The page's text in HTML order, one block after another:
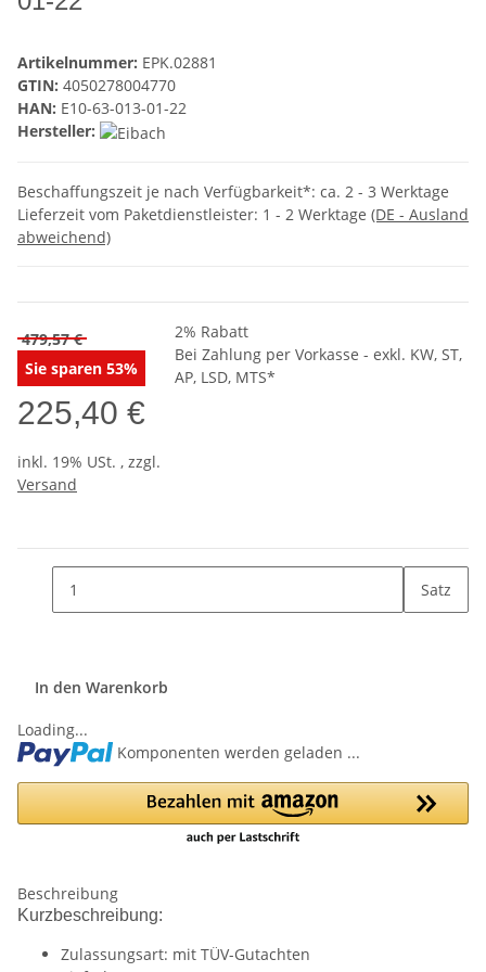
Artikelnummer: EPK.02881
GTIN: 4050278004770
HAN: E10-63-013-01-22
Hersteller:
Beschaffungszeit je nach Verfügbarkeit*: ca. 2 - 3 Werktage
Lieferzeit vom Paketdienstleister: 1 - 2 Werktage (DE - Ausland
abweichend)
479,57 €
Sie sparen 53%
225,40 €
inkl. 19% USt. , zzgl.
Versand
2% Rabatt
Bei Zahlung per Vorkasse - exkl. KW, ST,
AP, LSD, MTS*
Satz
In den Warenkorb
Loading...
Komponenten werden geladen ...
Beschreibung
Kurzbeschreibung:
Zulassungsart: mit TÜV-Gutachten